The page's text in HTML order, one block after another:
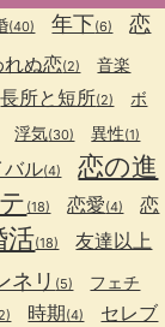
(40) 年下(6)
恋
れぬ恋(2) 音楽
長所と短所(2)
ボ
浮気(30) 異性(1)
バル(4)
恋の進
(18) 恋愛(4)
恋
活(18)
友達以上
ネリ (5) フェチ
時期(4)
セレブ